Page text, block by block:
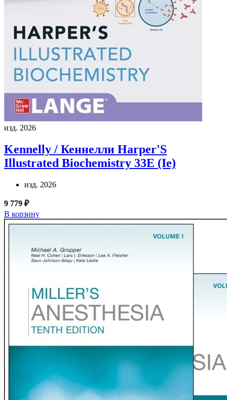
изд. 2026
Kennelly / Кеннелли Harper'S
Illustrated Biochemistry 33E (Ie)
изд. 2026
9 779 ₽
В корзину